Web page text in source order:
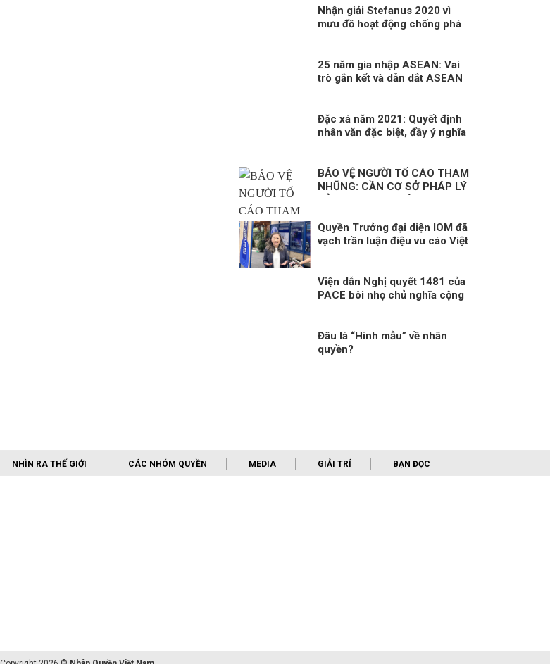
NHÂN DÂN, VÌ NHÂN DÂN
Nhận giải Stefanus 2020 vì
mưu đồ hoạt động chống phá
25 năm gia nhập ASEAN: Vai
trò gắn kết và dẫn dắt ASEAN
Đặc xá năm 2021: Quyết định
nhân văn đặc biệt, đầy ý nghĩa
BẢO VỆ NGƯỜI TỐ CÁO THAM
NHŨNG: CẦN CƠ SỞ PHÁP LÝ
CÁO
Quyền Trưởng đại diện IOM đã
vạch trần luận điệu vu cáo Việt
BPSOS!
Viện dẫn Nghị quyết 1481 của
PACE bôi nhọ chủ nghĩa cộng
Đâu là “Hình mẫu” về nhân
quyền?
NHÌN RA THẾ GIỚI CÁC NHÓM QUYỀN MEDIA GIẢI TRÍ BẠN ĐỌC